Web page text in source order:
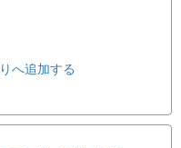
へ追加する